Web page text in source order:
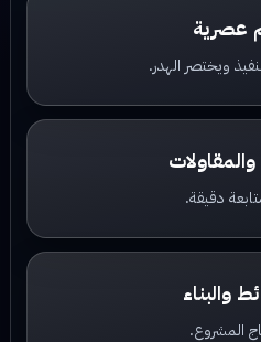
عصرية
ويختصر الهدر.
دقيقة.
والبناء
المشروع.